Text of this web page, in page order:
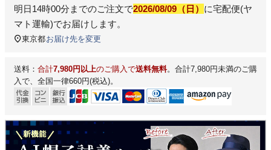
明日14時00分 までのご注文で2026/08/09（日） に宅配便(ヤ
マト運輸)でお届けします。
東京都お届け先を変更
送料： 合計7,980円以上のご購入で送料無料。合計7,980円未満のご購
入で、全国一律660円(税込)。